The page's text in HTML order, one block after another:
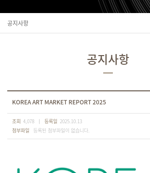
공지사항
공지사항
KOREA ART MARKET REPORT 2025
첨부파일 등록된 첨부파일이 없습니다.
조회 4,078 등록일 2025.10.13